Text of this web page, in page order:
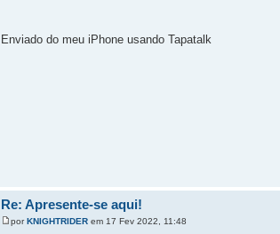
Enviado do meu iPhone usando Tapatalk
Re: Apresente-se aqui!
por KNIGHTRIDERem 17 Fev 2022, 11:48